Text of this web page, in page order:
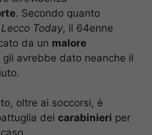
. Secondo quanto
Lecco Today, il 64enne
da un malore
gli avrebbe dato neanche il
oltre ai soccorsi, è
dei carabinieri per